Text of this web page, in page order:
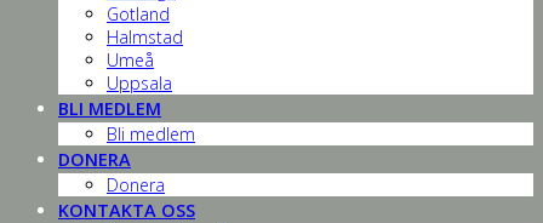
Gotland
Halmstad
Umeå
Uppsala
BLI MEDLEM
Bli medlem
DONERA
Donera
KONTAKTA OSS